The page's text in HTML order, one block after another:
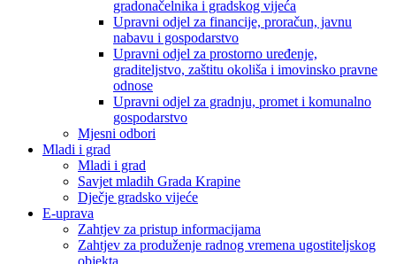
gradonačelnika i gradskog vijeća
Upravni odjel za financije, proračun, javnu
nabavu i gospodarstvo
Upravni odjel za prostorno uređenje,
graditeljstvo, zaštitu okoliša i imovinsko pravne
odnose
Upravni odjel za gradnju, promet i komunalno
gospodarstvo
Mjesni odbori
Mladi i grad
Mladi i grad
Savjet mladih Grada Krapine
Dječje gradsko vijeće
E-uprava
Zahtjev za pristup informacijama
Zahtjev za produženje radnog vremena ugostiteljskog
objekta